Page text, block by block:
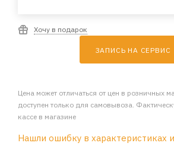
Хочу в подарок
ЗАПИСЬ НА СЕРВИС
Цена может отличаться от цен в розничных
доступен только для самовывоза.
кассе в магазине
Нашли ошибку в характеристиках